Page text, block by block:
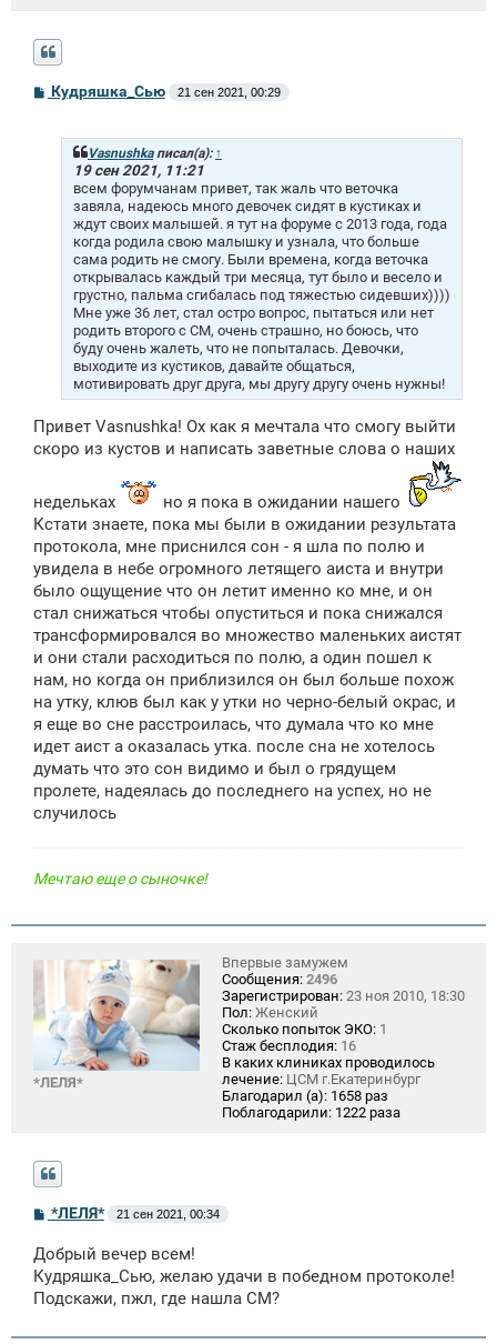
С
о
Кудряшка_Сью 21 сен 2021, 00:29
Vasnushkaписал(а): ↑
19 сен 2021, 11:21
всем форумчанам привет, так жаль что веточка
завяла, надеюсь много девочек сидят в кустиках и
ждут своих малышей. я тут на форуме с 2013 года, года
когда родила свою малышку и узнала, что больше
сама родить не смогу. Были времена, когда веточка
открывалась каждый три месяца, тут было и весело и
грустно, пальма сгибалась под тяжестью сидевших))))
Мне уже 36 лет, стал остро вопрос, пытаться или нет
родить второго с СМ, очень страшно, но боюсь, что
буду очень жалеть, что не попыталась. Девочки,
выходите из кустиков, давайте общаться,
мотивировать друг друга, мы другу другу очень нужны!
Привет Vasnushka! Ох как я мечтала что смогу выйти
скоро из кустов и написать заветные слова о наших
недельках
но я пока в ожидании нашего
Кстати знаете, пока мы были в ожидании результата
протокола, мне приснился сон - я шла по полю и
увидела в небе огромного летящего аиста и внутри
было ощущение что он летит именно ко мне, и он
стал снижаться чтобы опуститься и пока снижался
трансформировался во множество маленьких аистят
и они стали расходиться по полю, а один пошел к
нам, но когда он приблизился он был больше похож
на утку, клюв был как у утки но черно-белый окрас, и
я еще во сне расстроилась, что думала что ко мне
идет аист а оказалась утка. после сна не хотелось
думать что это сон видимо и был о грядущем
пролете, надеялась до последнего на успех, но не
случилось
Мечтаю еще о сыночке!
*ЛЕЛЯ*
Впервые замужем
Сообщения: 2496
Зарегистрирован: 23 ноя 2010, 18:30
Пол: Женский
Сколько попыток ЭКО: 1
Стаж бесплодия: 16
В каких клиниках проводилось
лечение: ЦСМ г.Екатеринбург
Благодарил (а): 1658 раз
Поблагодарили: 1222 раза
С
б
щ
е
н
е
*ЛЕЛЯ* 21 сен 2021, 00:34
Добрый вечер всем!
Кудряшка_Сью, желаю удачи в победном протоколе!
Подскажи, пжл, где нашла СМ?